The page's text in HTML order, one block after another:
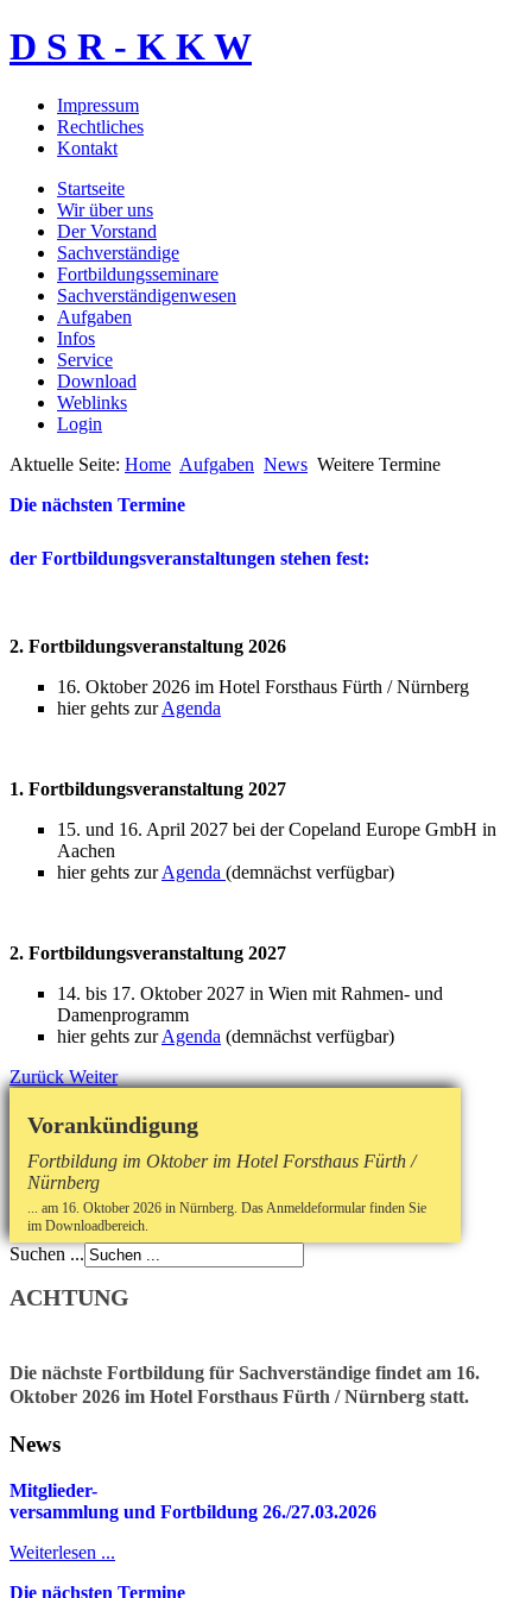
D S R - K K W
Impressum
Rechtliches
Kontakt
Startseite
Wir über uns
Der Vorstand
Sachverständige
Fortbildungsseminare
Sachverständigenwesen
Aufgaben
Infos
Service
Download
Weblinks
Login
Aktuelle Seite: Home Aufgaben News Weitere Termine
Die nächsten Termine
der Fortbildungsveranstaltungen stehen fest:
2. Fortbildungsveranstaltung 2026
16. Oktober 2026 im Hotel Forsthaus Fürth / Nürnberg
hier gehts zurAgenda
1. Fortbildungsveranstaltung 2027
15. und 16. April 2027 bei der Copeland Europe GmbH in
Aachen
hier gehts zurAgenda (demnächst verfügbar)
2. Fortbildungsveranstaltung 2027
14. bis 17. Oktober 2027 in Wien mit Rahmen- und
Damenprogramm
hier gehts zurAgenda (demnächst verfügbar)
Zurück Weiter
Vorankündigung
Fortbildung im Oktober im Hotel Forsthaus Fürth /
Nürnberg
... am 16. Oktober 2026 in Nürnberg. Das Anmeldeformular finden Sie
im Downloadbereich.
Suchen ...
ACHTUNG
Die nächste Fortbildung für Sachverständige findet am 16.
Oktober 2026 im Hotel Forsthaus Fürth / Nürnberg statt.
News
Mitglieder-
versammlung und Fortbildung 26./27.03.2026
Weiterlesen ...
Die nächsten Termine